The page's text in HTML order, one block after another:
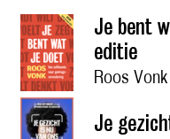
Je bent
editie
Roos Vonk
Je